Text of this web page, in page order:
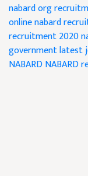
nabard org
onlinenabard
recruitment 2020
government latest
NABARDNABARD